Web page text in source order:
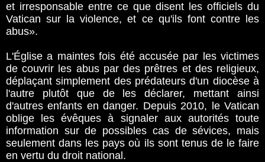
et irresponsable entre ce que disent les officiels du
Vatican sur la violence, et ce qu'ils font contre les
abus».
L'Église a maintes fois été accusée par les victimes
de couvrir les abus par des prêtres et des religieux,
déplaçant simplement des prédateurs d'un diocèse à
l'autre plutôt que de les déclarer, mettant ainsi
d'autres enfants en danger. Depuis 2010, le Vatican
oblige les évêques à signaler aux autorités toute
information sur de possibles cas de sévices, mais
seulement dans les pays où ils sont tenus de le faire
en vertu du droit national.